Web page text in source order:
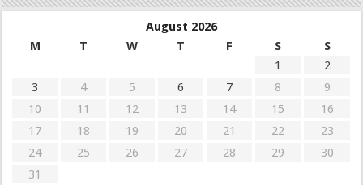
August 2026
M
T W T F S
S
1
2
3
4 5 6 7 8
9
10
11 12 13 14 15
16
17
18 19 20 21 22
23
24
25 26 27 28 29
30
31